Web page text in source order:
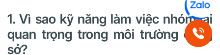
1. Vì sao kỹ năng làm việc nhóm lại
quan trọng trong môi trường công
sở?